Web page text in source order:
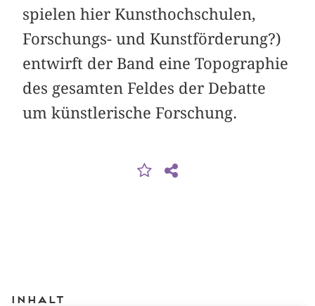
spielen hier Kunsthochschulen,
Forschungs- und Kunstförderung?)
entwirft der Band eine Topographie
des gesamten Feldes der Debatte
um künstlerische Forschung.
Inhalt